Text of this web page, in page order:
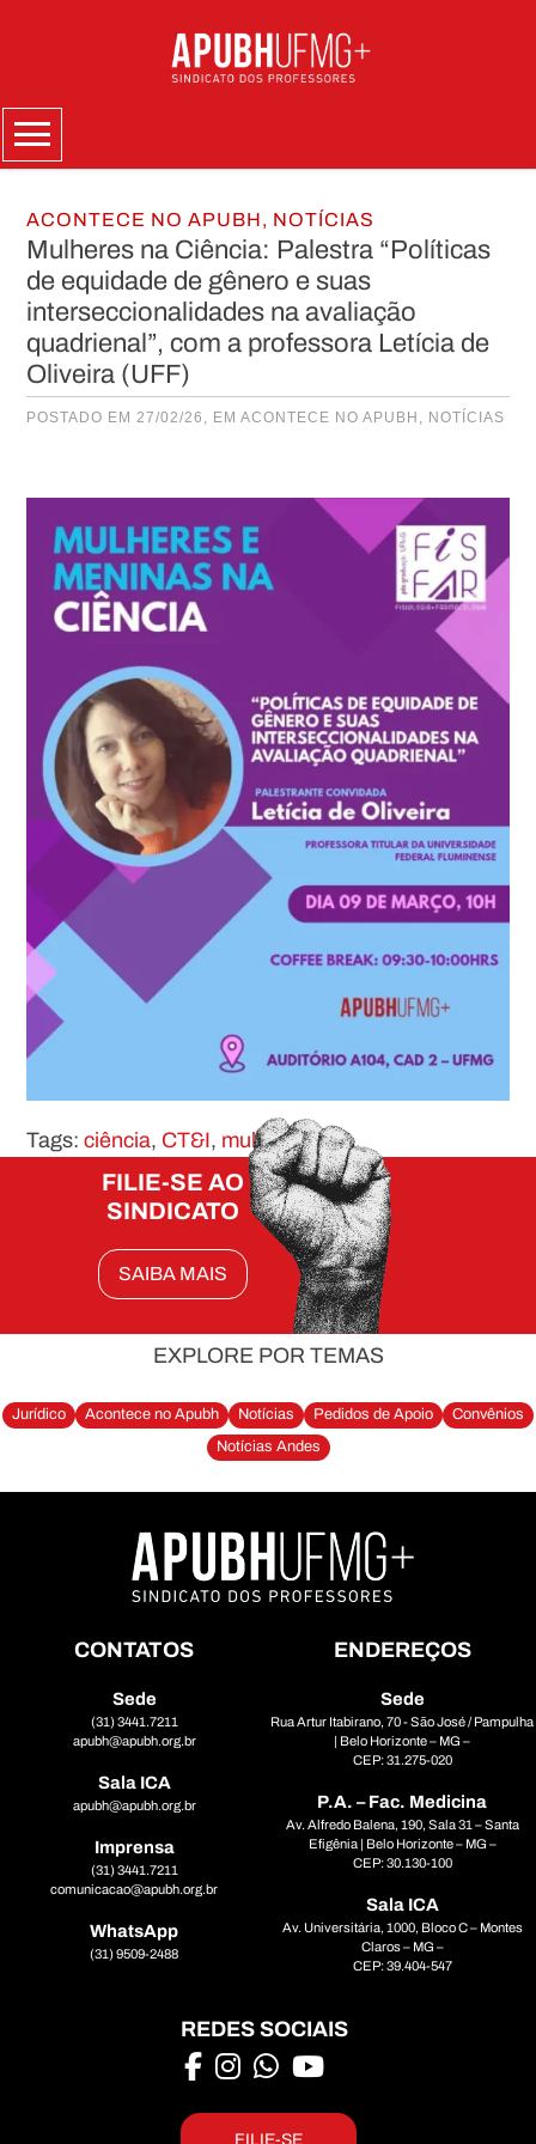
Menu
ACONTECE NO APUBH, NOTÍCIAS
Mulheres na Ciência: Palestra “Políticas
de equidade de gênero e suas
interseccionalidades na avaliação
quadrienal”, com a professora Letícia de
Oliveira (UFF)
POSTADO EM 27/02/26, EMACONTECE NO APUBH NOTÍCIAS
Tags:ciência, CT&I, mulheres
FILIE-SE AO
SINDICATO
SAIBA MAIS
EXPLORE POR TEMAS
Jurídico Acontece no Apubh Notícias Pedidos de Apoio
Convênios
Notícias Andes
CONTATOS
Sede
(31) 3441.7211
apubh@apubh.org.br
Sala ICA
apubh@apubh.org.br
Imprensa
(31) 3441.7211
comunicacao@apubh.org.br
WhatsApp
(31) 9509-2488
ENDEREÇOS
Sede
Rua Artur Itabirano, 70 - São José / Pampulha
| Belo Horizonte – MG –
CEP: 31.275-020
P.A. – Fac. Medicina
Av. Alfredo Balena, 190, Sala 31 – Santa
Efigênia | Belo Horizonte – MG –
CEP: 30.130-100
Sala ICA
Av. Universitária, 1000, Bloco C – Montes
Claros – MG –
CEP: 39.404-547
REDES SOCIAIS
FILIE-SE